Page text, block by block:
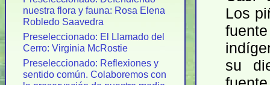
nuestra flora y fauna: Rosa Elena
Robledo Saavedra
Preseleccionado: El Llamado del
Cerro: Virginia McRostie
Preseleccionado: Reflexiones y
sentido común. Colaboremos con
Los
su